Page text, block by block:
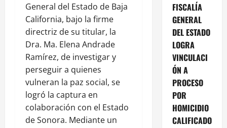
General del Estado de Baja
California, bajo la firme
directriz de su titular, la
Dra. Ma. Elena Andrade
Ramírez, de investigar y
perseguir a quienes
vulneran la paz social, se
logró la captura en
colaboración con el Estado
de Sonora. Mediante un
FISCALÍA
GENERAL
DEL ESTADO
LOGRA
VINCULACI
ÓN A
PROCESO
POR
HOMICIDIO
CALIFICADO